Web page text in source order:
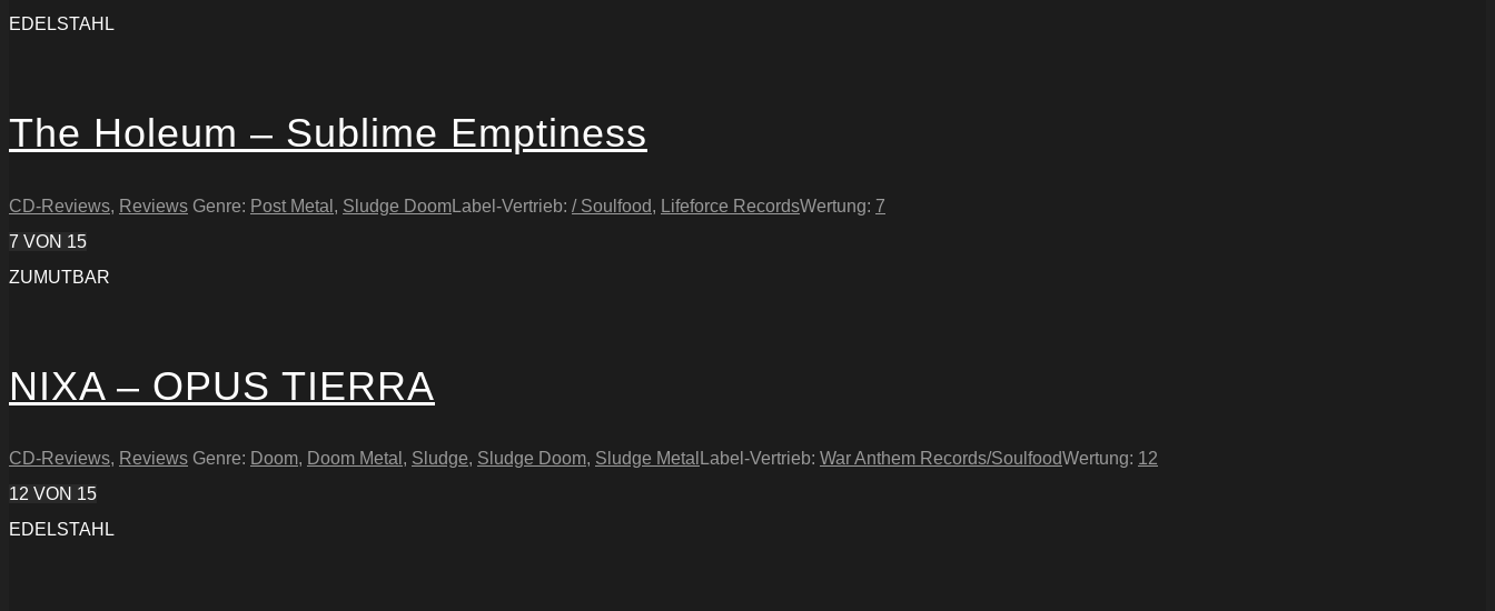
EDELSTAHL
The Holeum – Sublime Emptiness
CD-Reviews, Reviews Genre: Post Metal , Sludge DoomLabel-Vertrieb: / Soulfood, Lifeforce RecordsWertung: 7
7 VON 15
ZUMUTBAR
NIXA – OPUS TIERRA
CD-Reviews, Reviews Genre: Doom, Doom Metal , Sludge, Sludge Doom, Sludge Metal Label-Vertrieb: War Anthem Records/SoulfoodWertung: 12
12 VON 15
EDELSTAHL